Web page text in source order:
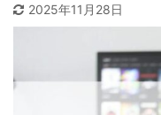
2025年11月28日